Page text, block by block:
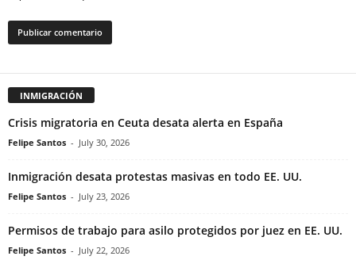
INMIGRACIÓN
Crisis migratoria en Ceuta desata alerta en España
Felipe Santos - July 30, 2026
Inmigración desata protestas masivas en todo EE. UU.
Felipe Santos - July 23, 2026
Permisos de trabajo para asilo protegidos por juez en EE. UU.
Felipe Santos - July 22, 2026